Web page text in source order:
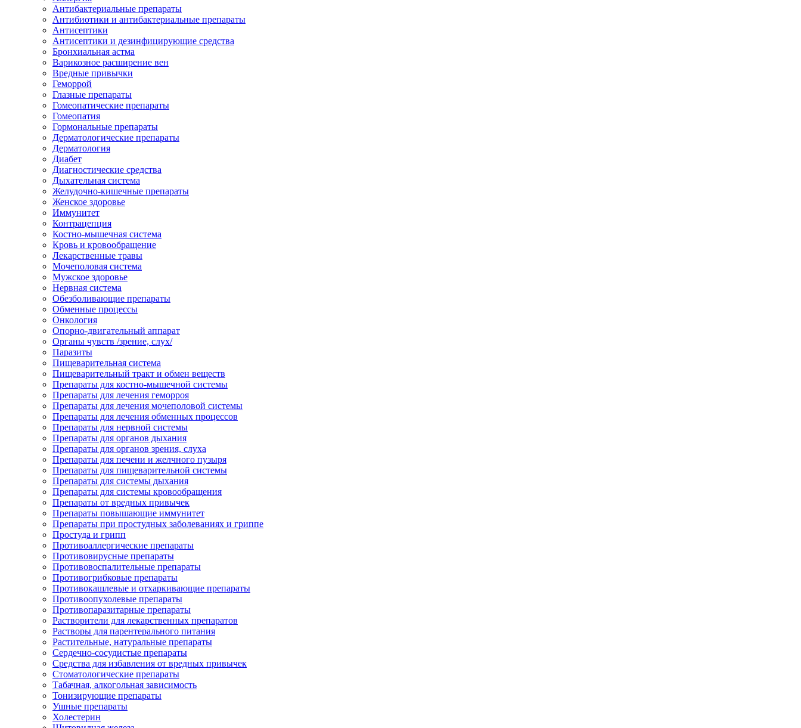
Антибактериальные препараты
Антибиотики и антибактериальные препараты
Антисептики
Антисептики и дезинфицирующие средства
Бронхиальная астма
Варикозное расширение вен
Вредные привычки
Геморрой
Глазные препараты
Гомеопатические препараты
Гомеопатия
Гормональные препараты
Дерматологические препараты
Дерматология
Диабет
Диагностические средства
Дыхательная система
Желудочно-кишечные препараты
Женское здоровье
Иммунитет
Контрацепция
Костно-мышечная система
Кровь и кровообращение
Лекарственные травы
Мочеполовая система
Мужское здоровье
Нервная система
Обезболивающие препараты
Обменные процессы
Онкология
Опорно-двигательный аппарат
Органы чувств /зрение, слух/
Паразиты
Пищеварительная система
Пищеварительный тракт и обмен веществ
Препараты для костно-мышечной системы
Препараты для лечения геморроя
Препараты для лечения мочеполовой системы
Препараты для лечения обменных процессов
Препараты для нервной системы
Препараты для органов дыхания
Препараты для органов зрения, слуха
Препараты для печени и желчного пузыря
Препараты для пищеварительной системы
Препараты для системы дыхания
Препараты для системы кровообращения
Препараты от вредных привычек
Препараты повышающие иммунитет
Препараты при простудных заболеваниях и гриппе
Простуда и грипп
Противоаллергические препараты
Противовирусные препараты
Противовоспалительные препараты
Противогрибковые препараты
Противокашлевые и отхаркивающие препараты
Противоопухолевые препараты
Противопаразитарные препараты
Растворители для лекарственных препаратов
Растворы для парентерального питания
Растительные, натуральные препараты
Сердечно-сосудистые препараты
Средства для избавления от вредных привычек
Стоматологические препараты
Табачная, алкогольная зависимость
Тонизирующие препараты
Ушные препараты
Холестерин